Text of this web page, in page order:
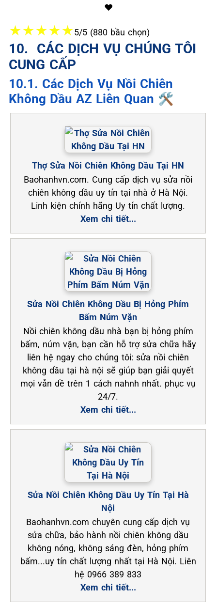
❤️
★★★★★5/5 (880 bầu chọn)
10. ️ CÁC DỊCH VỤ CHÚNG TÔI
CUNG CẤP
10.1. Các Dịch Vụ Nồi Chiên
Không Dầu AZ Liên Quan 🛠️
Thợ Sửa Nồi Chiên Không Dầu Tại HN
Baohanhvn.com. Cung cấp dịch vụ sửa nồi
chiên không dầu uy tín tại nhà ở Hà Nội.
Linh kiện chính hãng Uy tín chất lượng.
Xem chi tiết...
Sửa Nồi Chiên Không Dầu Bị Hỏng Phím
Bấm Núm Vặn
Nồi chiên không dầu nhà bạn bị hỏng phím
bấm, núm vặn, bạn cần hỗ trợ sửa chữa hãy
liên hệ ngay cho chúng tôi: sửa nồi chiên
không dầu tại hà nội sẽ giúp bạn giải quyết
mọi vẫn dề trên 1 cách nahnh nhất. phục vụ
24/7.
Xem chi tiết...
Sửa Nồi Chiên Không Dầu Uy Tín Tại Hà
Nội
Baohanhvn.com chuyên cung cấp dịch vụ
sửa chữa, bảo hành nồi chiên không dầu
không nóng, không sáng đèn, hỏng phím
bấm...uy tín chất lượng nhất tại Hà Nội. Liên
hệ 0966 389 833
Xem chi tiết...